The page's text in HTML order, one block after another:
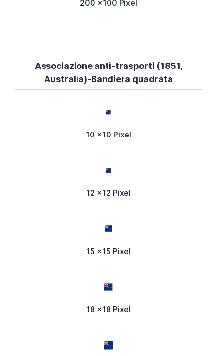
200 x100 Pixel
Associazione anti-trasporti (1851,
Australia)-Bandiera quadrata
10 x10 Pixel
12 x12 Pixel
15 x15 Pixel
18 x18 Pixel